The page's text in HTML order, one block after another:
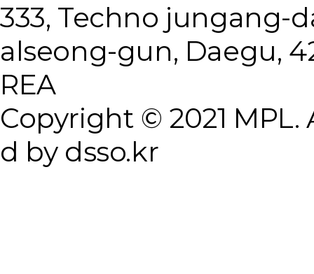
333, Techno jungang-
alseong-gun, Daegu,
REA
Copyright © 2021
d by dsso.kr